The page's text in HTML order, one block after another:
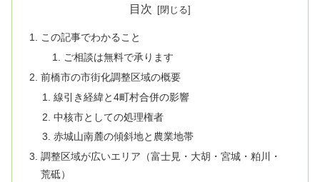
目次
この記事でわかること
ご相談は無料で承ります
前橋市の市街化調整区域の概要
線引き経緯と4町村合併の影響
中核市としての処理権者
赤城山南麓の傾斜地と農業地帯
調整区域が広いエリア（富士見・大胡・宮城・粕川・
荒砥）